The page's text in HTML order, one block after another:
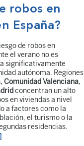
robos en
España?
de robos en
el verano no es
significativamente
autónoma. Regiones
Comunidad Valenciana,
concentran un alto
en viviendas a nivel
a factores como la
el turismo o la
residencias.